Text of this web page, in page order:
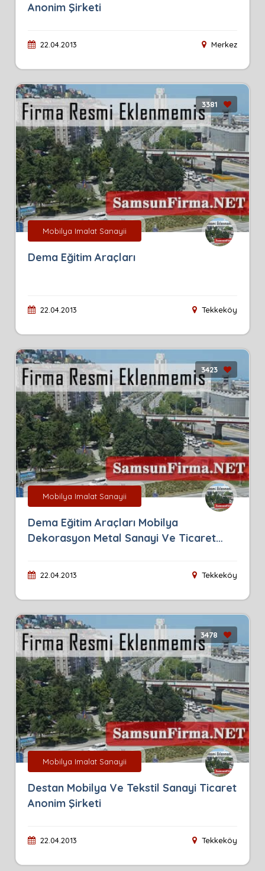
Anonim Şirketi
22.04.2013 Merkez
3381
Mobilya Imalat Sanayii
Dema Eğitim Araçları
22.04.2013 Tekkeköy
3423
Mobilya Imalat Sanayii
Dema Eğitim Araçları Mobilya
Dekorasyon Metal Sanayi Ve Ticaret
22.04.2013 Tekkeköy
3478
Mobilya Imalat Sanayii
Destan Mobilya Ve Tekstil Sanayi Ticaret
Anonim Şirketi
22.04.2013 Tekkeköy